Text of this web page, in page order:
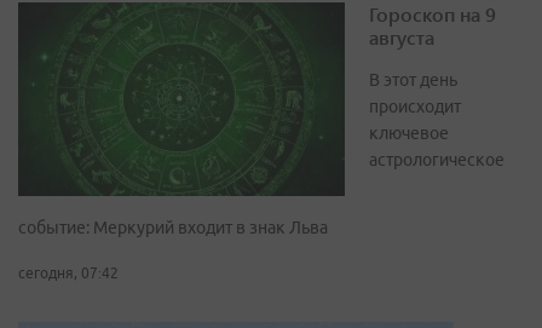
Гороскоп на 9
августа
В этот день
происходит
ключевое
астрологическое
событие: Меркурий входит в знак Льва
сегодня, 07:42